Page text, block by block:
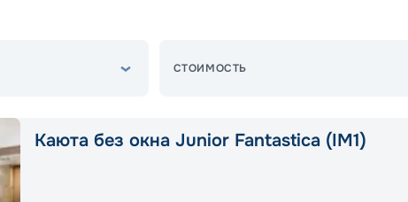
СТОИМОСТЬ
Каюта без окна Junior Fantastica (IM1)